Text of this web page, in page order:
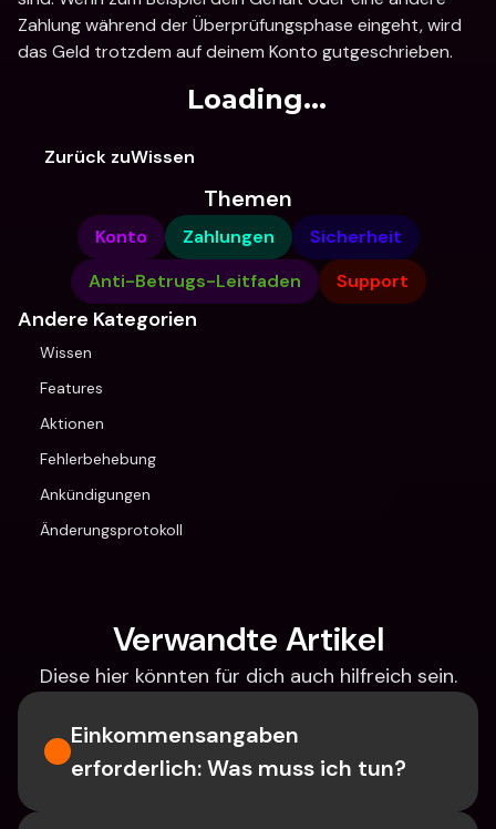
Zahlung während der Überprüfungsphase eingeht, wird
das Geld trotzdem auf deinem Konto gutgeschrieben.
Loading...
Zurück zuWissen
Themen
Konto Zahlungen
Sicherheit
Anti-Betrugs-Leitfaden
Support
Andere Kategorien
Wissen
Features
Aktionen
Fehlerbehebung
Ankündigungen
Änderungsprotokoll
Verwandte Artikel
Diese hier könnten für dich auch hilfreich sein.
Einkommensangaben
erforderlich: Was muss ich tun?